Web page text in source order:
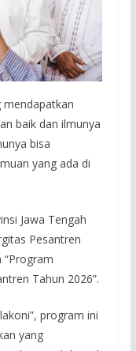
mendapatkan
baik dan ilmunya
bisa
yang ada di
Jawa Tengah
Pesantren
Tahun 2026”.
program ini
yang